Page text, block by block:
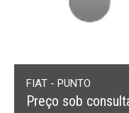
FIAT - PUNTO
Preço sob